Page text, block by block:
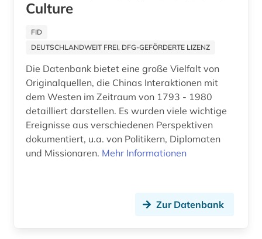
politik (10)
politische geographie (1)
presse (1)
propaganda (1)
Schweiz (1)
Spanien (1)
Suedasien (2)
Suedosteuropa (1)
Culture
FID
DEUTSCHLANDWEIT FREI, DFG-GEFÖRDERTE LIZENZ
Die Datenbank bietet eine große Vielfalt von
Originalquellen, die Chinas Interaktionen mit
dem Westen im Zeitraum von 1793 - 1980
detailliert darstellen. Es wurden viele wichtige
Ereignisse aus verschiedenen Perspektiven
dokumentiert, u.a. von Politikern, Diplomaten
und Missionaren. Mehr Informationen
Zur Datenbank